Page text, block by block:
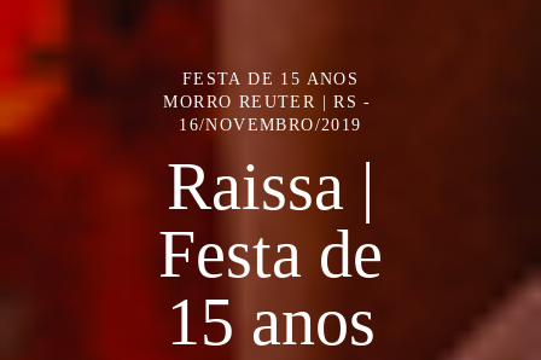
FESTA DE 15 ANOS
MORRO REUTER | RS
16/NOVEMBRO/2019
Raissa |
Festa de
15 anos